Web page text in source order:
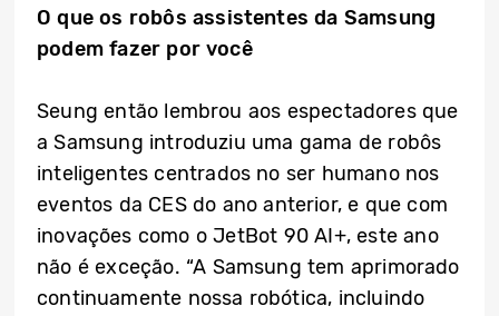
O que os robôs assistentes da Samsung
podem fazer por você
Seung então lembrou aos espectadores que
a Samsung introduziu uma gama de robôs
inteligentes centrados no ser humano nos
eventos da CES do ano anterior, e que com
inovações como o JetBot 90 AI+, este ano
não é exceção. “A Samsung tem aprimorado
continuamente nossa robótica, incluindo